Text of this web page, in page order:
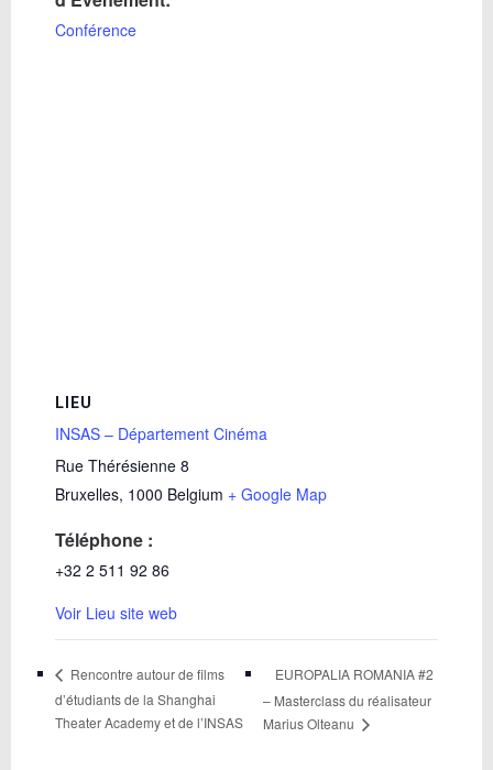
Conférence
LIEU
INSAS – Département Cinéma
Rue Thérésienne 8
Bruxelles, 1000 Belgium + Google Map
Téléphone :
+32 2 511 92 86
Voir Lieu site web
Rencontre autour de films
d’étudiants de la Shanghai
Theater Academy et de l’INSAS
EUROPALIA ROMANIA #2
– Masterclass du réalisateur
Marius Olteanu